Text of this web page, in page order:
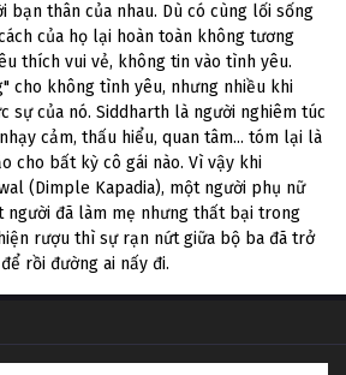
bạn thân của nhau. Dù có cùng lối sống
của họ lại hoàn toàn không tương
thích vui vẻ, không tin vào tình yêu.
cho không tình yêu, nhưng nhiều khi
sự của nó. Siddharth là người nghiêm túc
cảm, thấu hiểu, quan tâm... tóm lại là
cho bất kỳ cô gái nào. Vì vậy khi
(Dimple Kapadia), một người phụ nữ
người đã làm mẹ nhưng thất bại trong
rượu thì sự rạn nứt giữa bộ ba đã trở
rồi đường ai nấy đi.